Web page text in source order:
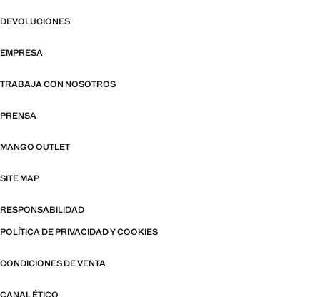
DEVOLUCIONES
EMPRESA
TRABAJA CON NOSOTROS
PRENSA
MANGO OUTLET
SITE MAP
RESPONSABILIDAD
POLÍTICA DE PRIVACIDAD Y COOKIES
CONDICIONES DE VENTA